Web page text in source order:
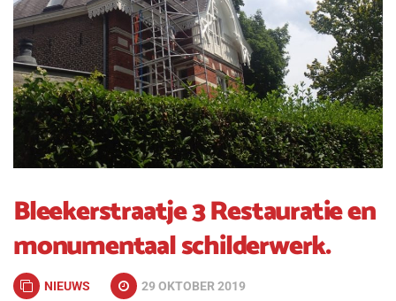
Bleekerstraatje 3 Restauratie en
monumentaal schilderwerk.
NIEUWS 29 OKTOBER 2019